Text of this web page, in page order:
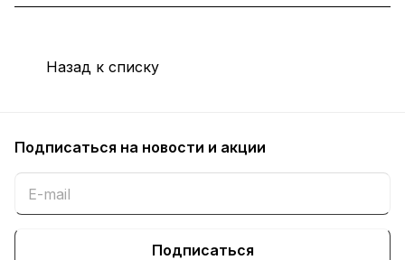
Назад к списку
Подписаться на новости и акции
Подписаться